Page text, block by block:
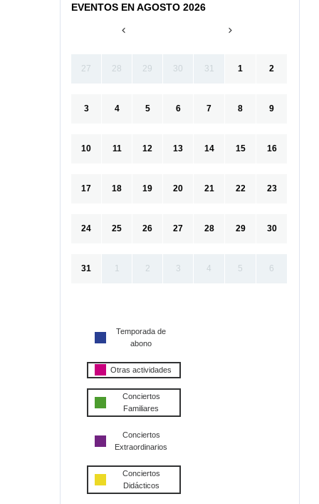
EVENTOS EN AGOSTO 2026
27 28 29 30 31 1 2
3 4 5 6 7 8 9
10 11 12 13 14 15 16
17 18 19 20 21 22 23
24 25 26 27 28 29 30
31 1 2 3 4 5 6
Temporada de
abono
Otras actividades
Conciertos
Familiares
Conciertos
Extraordinarios
Conciertos
Didácticos